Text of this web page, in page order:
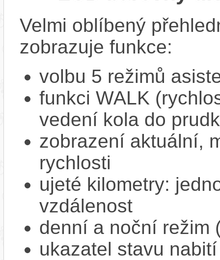
Velmi oblíbený
zobrazuje funkce:
volbu 5 režimů
funkci WALK
vedení kola do
zobrazení aktuální,
rychlosti
ujeté kilometry:
vzdálenost
denní a noční režim
ukazatel stavu